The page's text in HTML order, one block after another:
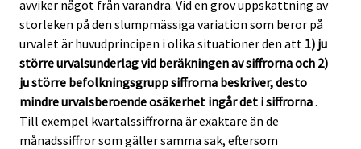
avviker något från varandra. Vid en grov uppskattning av
storleken på den slumpmässiga variation som beror på
urvalet är huvudprincipen i olika situationer den att 1) ju
större urvalsunderlag vid beräkningen av siffrorna och 2)
ju större befolkningsgrupp siffrorna beskriver, desto
mindre urvalsberoende osäkerhet ingår det i siffrorna.
Till exempel kvartalssiffrorna är exaktare än de
månadssiffror som gäller samma sak, eftersom